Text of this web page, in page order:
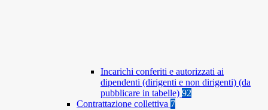
Incarichi conferiti e autorizzati ai
dipendenti (dirigenti e non dirigenti) (da
pubblicare in tabelle) 92
Contrattazione collettiva 7